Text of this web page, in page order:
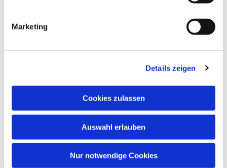
Marketing
Details zeigen
Cookies zulassen
Auswahl erlauben
Nur notwendige Cookies